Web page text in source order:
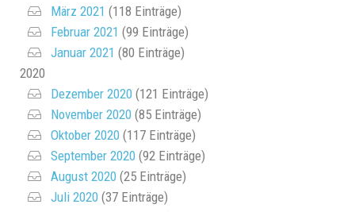
März 2021 (118 Einträge)
Februar 2021 (99 Einträge)
Januar 2021 (80 Einträge)
2020
Dezember 2020 (121 Einträge)
November 2020 (85 Einträge)
Oktober 2020 (117 Einträge)
September 2020 (92 Einträge)
August 2020 (25 Einträge)
Juli 2020 (37 Einträge)